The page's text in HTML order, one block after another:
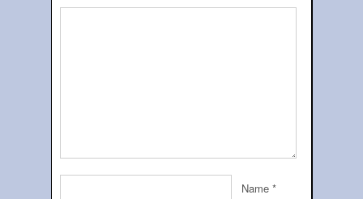
Name *